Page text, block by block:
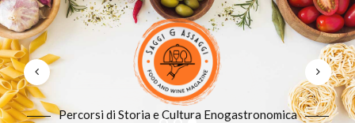
Percorsi di Storia e Cultura Enogastronomica